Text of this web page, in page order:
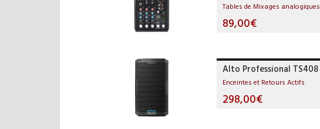
Tables de Mixages analogiques
89,00€
Alto Professional TS408
Enceintes et Retours Actifs
298,00€